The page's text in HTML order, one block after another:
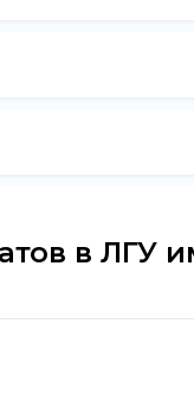
в ЛГУ